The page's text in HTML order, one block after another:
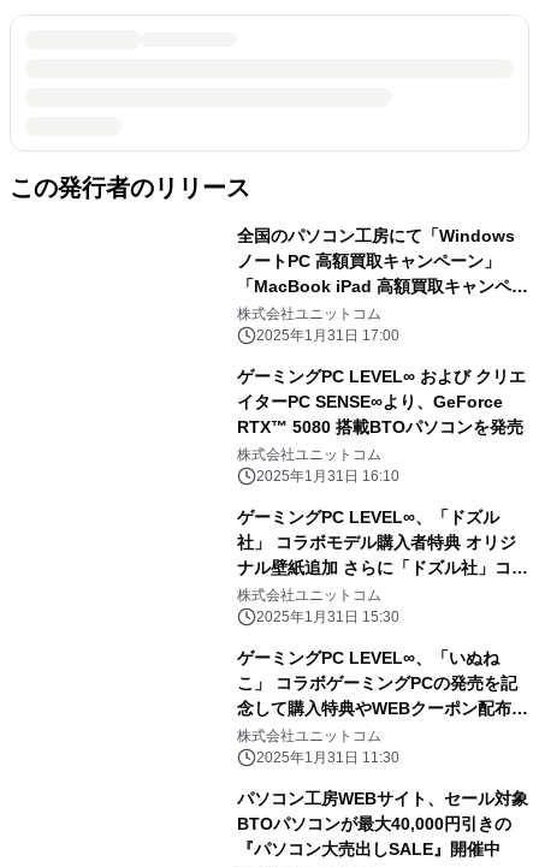
この発行者のリリース
全国のパソコン工房にて「Windows
ノートPC 高額買取キャンペーン」
「MacBook iPad 高額買取キャンペー
ン」を 2月1日から2月28日まで期間限
定で同時開催！ 対象商品の買取が最終
の日」開催日なら更に10％増額！
株式会社ユニットコム
2025年1月31日 17:00
ゲーミングPC LEVEL∞ および クリエ
イターPC SENSE∞より、GeForce
RTX™ 5080 搭載BTOパソコンを発売
株式会社ユニットコム
2025年1月31日 16:10
ゲーミングPC LEVEL∞、「ドズル
社」 コラボモデル購入者特典 オリジ
ナル壁紙追加 さらに「ドズル社」コラ
ボPC購入時に使える 5,000円OFF
WEBクーポン配布
株式会社ユニットコム
2025年1月31日 15:30
ゲーミングPC LEVEL∞、「いぬね
こ」 コラボゲーミングPCの発売を記
念して購入特典やWEBクーポン配布
さらに、サイン入りコラボPCが当たる
キャンペーン実施
株式会社ユニットコム
2025年1月31日 11:30
パソコン工房WEBサイト、セール対象
BTOパソコンが最大40,000円引きの
『パソコン大売出しSALE』開催中